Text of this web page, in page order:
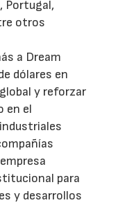
Portugal,
otros
a Dream
dólares en
y reforzar
en el
para
y desarrollos